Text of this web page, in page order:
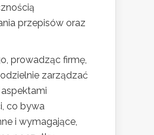
przepisów oraz
prowadząc firmę,
zarządzać
co bywa
i wymagające,